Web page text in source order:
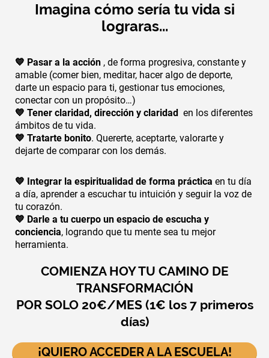
Imagina cómo sería tu vida si
lograras...
💙 Pasar a la acción , de forma progresiva, constante y
amable (comer bien, meditar, hacer algo de deporte,
darte un espacio para ti, gestionar tus emociones,
conectar con un propósito…)
💙 Tener claridad, dirección y claridad en los diferentes
ámbitos de tu vida.
💙 Tratarte bonito. Quererte, aceptarte, valorarte y
dejarte de comparar con los demás.
💙 Integrar la espiritualidad de forma práctica en tu día
a día, aprender a escuchar tu intuición y seguir la voz de
tu corazón.
💙 Darle a tu cuerpo un espacio de escucha y
conciencia, logrando que tu mente sea tu mejor
herramienta.
COMIENZA HOY TU CAMINO DE
TRANSFORMACIÓN
POR SOLO 20€/MES (1€ los 7 primeros
días)
¡QUIERO ACCEDER A LA ESCUELA!